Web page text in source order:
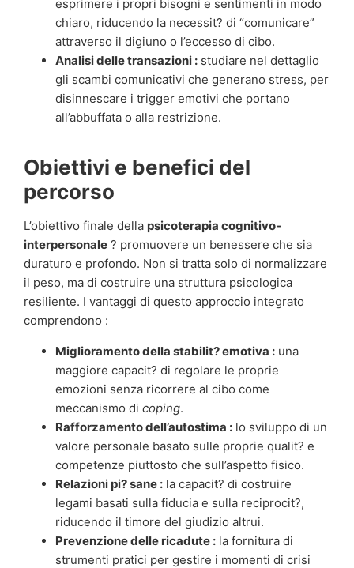
esprimere i propri bisogni e sentimenti in modo
chiaro, riducendo la necessit? di “comunicare”
attraverso il digiuno o l’eccesso di cibo.
Analisi delle transazioni : studiare nel dettaglio
gli scambi comunicativi che generano stress, per
disinnescare i trigger emotivi che portano
all’abbuffata o alla restrizione.
Obiettivi e benefici del
percorso
L’obiettivo finale della psicoterapia cognitivo-
interpersonale ? promuovere un benessere che sia
duraturo e profondo. Non si tratta solo di normalizzare
il peso, ma di costruire una struttura psicologica
resiliente. I vantaggi di questo approccio integrato
comprendono :
Miglioramento della stabilit? emotiva : una
maggiore capacit? di regolare le proprie
emozioni senza ricorrere al cibo come
meccanismo di coping.
Rafforzamento dell’autostima : lo sviluppo di un
valore personale basato sulle proprie qualit? e
competenze piuttosto che sull’aspetto fisico.
Relazioni pi? sane : la capacit? di costruire
legami basati sulla fiducia e sulla reciprocit?,
riducendo il timore del giudizio altrui.
Prevenzione delle ricadute : la fornitura di
strumenti pratici per gestire i momenti di crisi